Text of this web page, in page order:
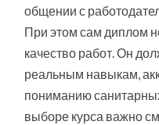
общении с
При этом сам диплом
качество работ. Он
реальным навыкам,
пониманию
выборе курса важно